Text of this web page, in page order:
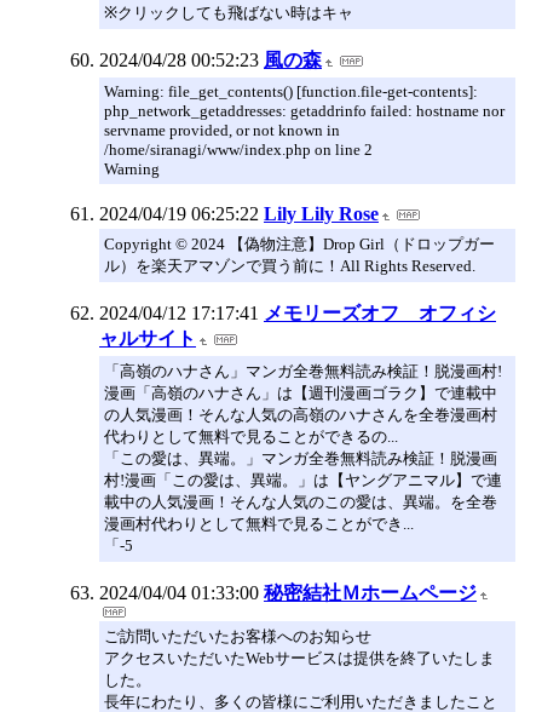
※クリックしても飛ばない時はキャ
2024/04/28 00:52:23 風の森
Warning: file_get_contents() [function.file-get-contents]:
php_network_getaddresses: getaddrinfo failed: hostname nor
servname provided, or not known in
/home/siranagi/www/index.php on line 2
Warning
2024/04/19 06:25:22 Lily Lily Rose
Copyright © 2024 【偽物注意】Drop Girl（ドロップガー
ル）を楽天アマゾンで買う前に！All Rights Reserved.
2024/04/12 17:17:41 メモリーズオフ オフィシ
ャルサイト
「高嶺のハナさん」マンガ全巻無料読み検証！脱漫画村!
漫画「高嶺のハナさん」は【週刊漫画ゴラク】で連載中
の人気漫画！そんな人気の高嶺のハナさんを全巻漫画村
代わりとして無料で見ることができるの...
「この愛は、異端。」マンガ全巻無料読み検証！脱漫画
村!漫画「この愛は、異端。」は【ヤングアニマル】で連
載中の人気漫画！そんな人気のこの愛は、異端。を全巻
漫画村代わりとして無料で見ることができ...
「-5
2024/04/04 01:33:00 秘密結社Ｍホームページ
ご訪問いただいたお客様へのお知らせ
アクセスいただいたWebサービスは提供を終了いたしま
した。
長年にわたり、多くの皆様にご利用いただきましたこと